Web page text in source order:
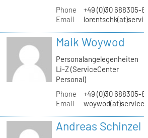
Phone
+49 (0)30 688305-
Email
Maik Woywod
Personalangelegenheiten
Li-Z (ServiceCenter
Personal)
Phone
+49 (0)30 688305-
Email
Andreas Schinzel